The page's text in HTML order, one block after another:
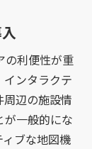
の利便性が重
ンタラクテ
周辺の施設情
が一般的にな
ブな地図機